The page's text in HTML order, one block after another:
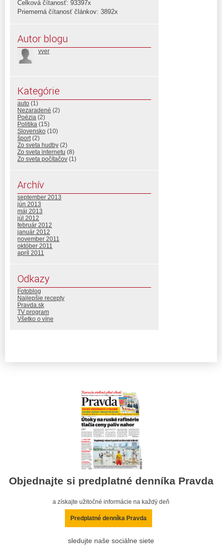
Celková čítanosť: 93397x
Priemerná čítanosť článkov: 3892x
Autor blogu
vver
Kategórie
auto (1)
Nezaradené (2)
Poézia (2)
Politika (15)
Slovensko (10)
šport(2)
Zo sveta hudby (2)
Zo sveta internetu (8)
Zo sveta počítačov (1)
Archív
september 2013
jún 2013
máj 2013
júl 2012
február 2012
január 2012
november 2011
október 2011
apríl 2011
Odkazy
Fotoblog
Najlepšie recepty
Pravda.sk
TV program
Všetko o víne
Objednajte si predplatné denníka Pravda
a získajte užitočné informácie na každý deň
Predplatné denníka Pravda
sledujte naše sociálne siete